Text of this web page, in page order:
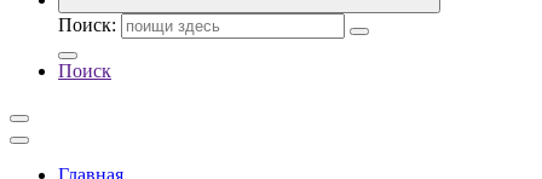
Поиск:
Поиск
Главная